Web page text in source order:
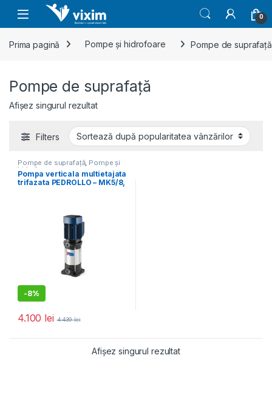
Skip to navigation
Skip to content
0
Prima pagină Pompe și hidrofoare Pompe de suprafață
Pompe de suprafață
Afișez singurul rezultat
Filters
Pompe de suprafață, Pompe și
hidrofoare
Pompa verticala multietajata
trifazata PEDROLLO – MK5/8,
-8%
4.100 lei 4.439lei
Afișez singurul rezultat